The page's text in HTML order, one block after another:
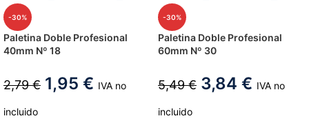
-30%
Paletina Doble Profesional
40mm Nº 18
2,79€ 1,95 € IVA no
incluido
-30%
Paletina Doble Profesional
60mm Nº 30
5,49€ 3,84 € IVA no
incluido